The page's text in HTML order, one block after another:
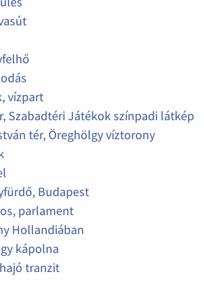
vízpart
Szabadtéri Játékok színpadi látkép
tér, Öreghölgy víztorony
Budapest
parlament
Hollandiában
kápolna
tranzit